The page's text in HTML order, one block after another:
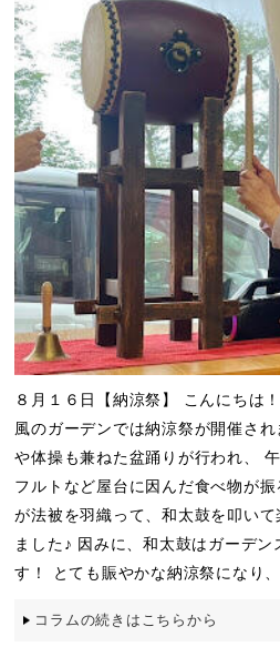
８月１６日【納涼祭】 こんにちは
風のガーデンでは納涼祭が開催さ
や体操も兼ねた盆踊りが行われ、
フルトなど屋台に因んだ食べ物が
が法被を羽織って、和太鼓を叩い
ました♪ 因みに、和太鼓はガーデ
す！ とても賑やかな納涼祭になり
コラムの続きはこちらから